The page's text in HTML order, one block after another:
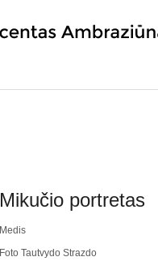
Mikučio portretas
Medis
Foto Tautvydo Strazdo